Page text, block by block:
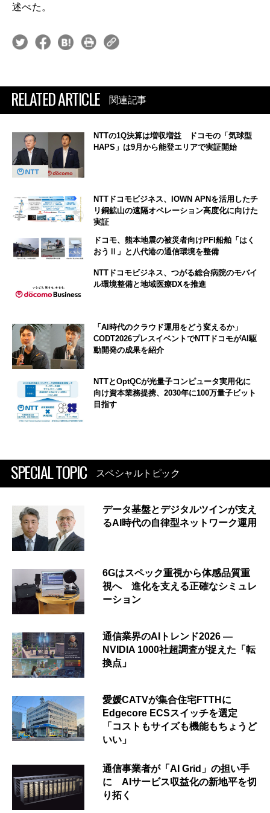
述べた。
RELATED ARTICLE 関連記事
NTTの1Q決算は増収増益 ドコモの「気球型
HAPS」は9月から能登エリアで実証開始
NTTドコモビジネス、IOWN APNを活用したチ
リ銅鉱山の遠隔オペレーション高度化に向けた
実証
ドコモ、熊本地震の被災者向けPFI船舶「はく
おうⅡ」と八代港の通信環境を整備
NTTドコモビジネス、つがる総合病院のモバイ
ル環境整備と地域医療DXを推進
「AI時代のクラウド運用をどう変えるか」
CODT2026プレスイベントでNTTドコモがAI駆
動開発の成果を紹介
NTTとOptQCが光量子コンピュータ実用化に
向け資本業務提携、2030年に100万量子ビット
目指す
SPECIAL TOPIC スペシャルトピック
データ基盤とデジタルツインが支え
るAI時代の自律型ネットワーク運用
6Gはスペック重視から体感品質重
視へ 進化を支える正確なシミュレ
ーション
通信業界のAIトレンド2026 ―
NVIDIA 1000社超調査が捉えた「転
換点」
愛媛CATVが集合住宅FTTHに
Edgecore ECSスイッチを選定
「コストもサイズも機能もちょうど
いい」
通信事業者が「AI Grid」の担い手
に AIサービス収益化の新地平を切
り拓く